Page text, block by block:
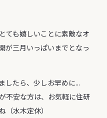
ても嬉しいことに素敵なオ
が三月いっぱいまでとなっ
したら、少しお早めに...
不安な方は、お気軽に住研
（水木定休）